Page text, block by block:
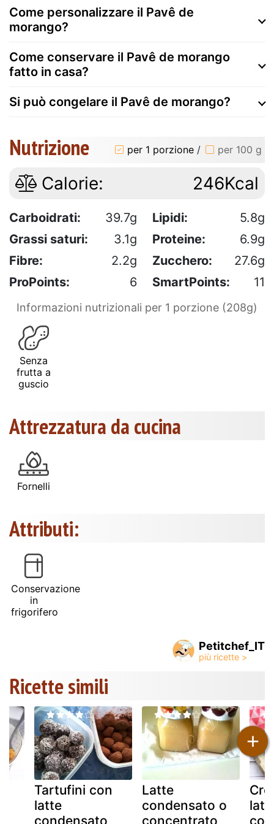
Come personalizzare il Pavê de
morango?
Come conservare il Pavê de morango
fatto in casa?
Si può congelare il Pavê de morango?
Nutrizione per 1 porzione / per 100 g
Calorie: 246Kcal
Carboidrati: 39.7g Lipidi:
5.8g
Grassi saturi:
3.1g Proteine:
6.9g
Fibre:
2.2g Zucchero:
27.6g
ProPoints:
6 SmartPoints: 11
Informazioni nutrizionali per 1 porzione (208g)
Senza
frutta a
guscio
Attrezzatura da cucina
Fornelli
Attributi:
Conservazione
in
frigorifero
Petitchef_IT
Ricette simili
Tartufini con
latte
condensato
Latte
condensato o
concentrato
+